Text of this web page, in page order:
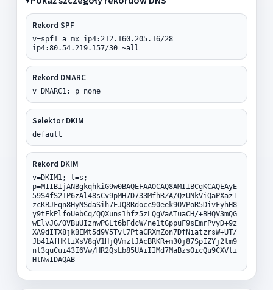
Rekord SPF
v=spf1 a mx ip4:212.160.205.16/28
ip4:80.54.219.157/30 ~all
Rekord DMARC
v=DMARC1; p=none
Selektor DKIM
default
Rekord DKIM
v=DKIM1; t=s;
p=MIIBIjANBgkqhkiG9w0BAQEFAAOCAQ8AMIIBCgKCAQEAyE
59S4fS21P6zAl48sCv9pMH7D733MfhRZA/QzUNkViQaPXazT
zcKBJFqn8HyNSdaSih7EJQ8Rdocc90eek9OVPoR5DivFyhH8
y9tFkPlfoUebCq/QQXuns1hfz5zLQgVaATuaCH/+BHQV3mQG
wElvJG/OVBuUIznwPGLt6bFdcW/ne1tGppuF9sEmrPvyD+9z
XA9dITX8jkBEMt5d9V5Tvl7PtaCRXmZon7DfNiatzrsW+UT/
Jb41AfHKtiXsV8qV1HjQVmztJAcBRKR+m30j87SpIZYj2lm9
nl3quCui43I6Vw/HR2QsLb85UAiIIMd7MaBzs0icQu9CXVli
HtNwIDAQAB